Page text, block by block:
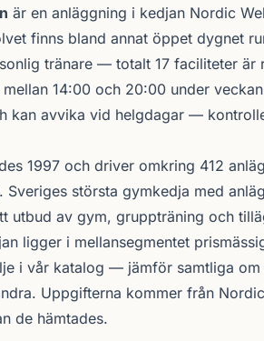
är en anläggning i kedjan Nordic
finns bland annat öppet dygnet
tränare — totalt 17 faciliteter är
14:00 och 20:00 under
kan avvika vid helgdagar —
1997 och driver omkring 412
största gymkedja med
utbud av gym, gruppträning och
ligger i mellansegmentet
i vår katalog — jämför samtliga om
Uppgifterna kommer från
de hämtades.